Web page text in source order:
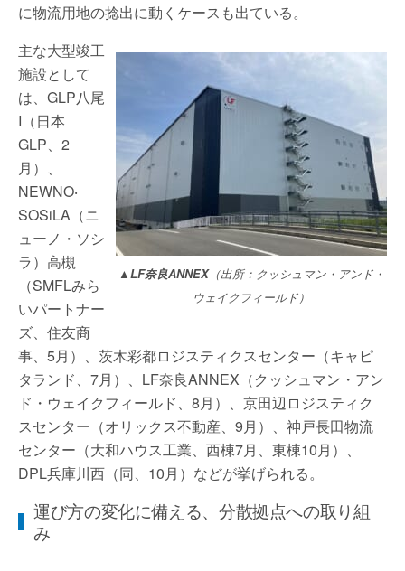
に物流用地の捻出に動くケースも出ている。
▲LF奈良ANNEX（出所：クッシュマン・アンド・
ウェイクフィールド）
主な大型竣工
施設として
は、GLP八尾
I（日本
GLP、2
月）、
NEWNO‧
SOSiLA（ニ
ューノ・ソシ
ラ）高槻
（SMFLみら
いパートナー
ズ、住友商
事、5月）、茨木彩都ロジスティクスセンター（キャピ
タランド、7月）、LF奈良ANNEX（クッシュマン・アン
ド・ウェイクフィールド、8月）、京田辺ロジスティク
スセンター（オリックス不動産、9月）、神戸長田物流
センター（大和ハウス工業、西棟7月、東棟10月）、
DPL兵庫川西（同、10月）などが挙げられる。
運び方の変化に備える、分散拠点への取り組
み